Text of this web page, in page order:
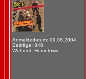
Anmeldedatum: 09.06.2004
Beiträge: 846
Wohnort: Hometown